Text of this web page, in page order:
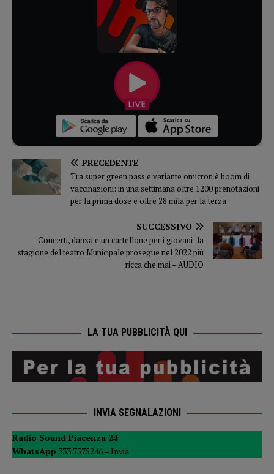
PRECEDENTE
Tra super green pass e variante omicron è boom di
vaccinazioni: in una settimana oltre 1200 prenotazioni
per la prima dose e oltre 28 mila per la terza
SUCCESSIVO
Concerti, danza e un cartellone per i giovani: la
stagione del teatro Municipale prosegue nel 2022 più
ricca che mai – AUDIO
LA TUA PUBBLICITÀ QUI
INVIA SEGNALAZIONI
Radio Sound Piacenza 24
WhatsApp 333 7575246 – Invia